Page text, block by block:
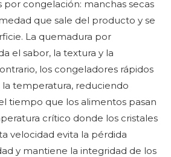
por congelación: manchas secas
que sale del producto y se
La quemadura por
el sabor, la textura y la
los congeladores rápidos
temperatura, reduciendo
tiempo que los alimentos pasan
crítico donde los cristales
velocidad evita la pérdida
y mantiene la integridad de los